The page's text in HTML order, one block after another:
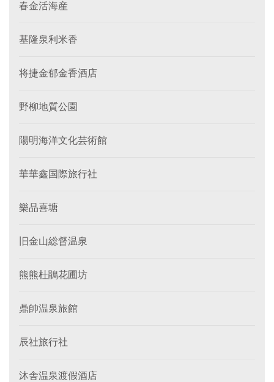
春金活海産
基隆泉利米香
将捷金郁金香酒店
野柳地質公園
陽明海洋文化芸術館
華華鑫国際旅行社
樂品喜塘
旧金山総督温泉
熊熊杜鵑花圃坊
鼎帥温泉旅館
辰社旅行社
沐舎温泉渡假酒店